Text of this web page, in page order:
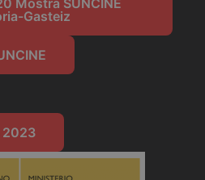
Mostra SUNCINE
Gasteiz
2023